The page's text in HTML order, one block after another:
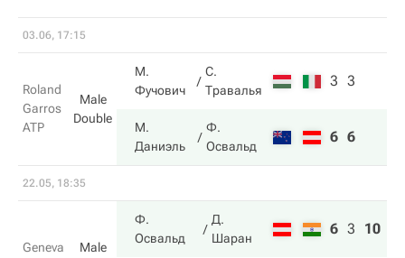
03.06, 17:15
Roland
Garros
ATP
Male
Double
М.
Фучович
С.
Травалья
3 3
М.
Даниэль
Ф.
Освальд
6 6
22.05, 18:35
Geneva
Male
Ф.
Освальд
Д.
Шаран
6 3 10